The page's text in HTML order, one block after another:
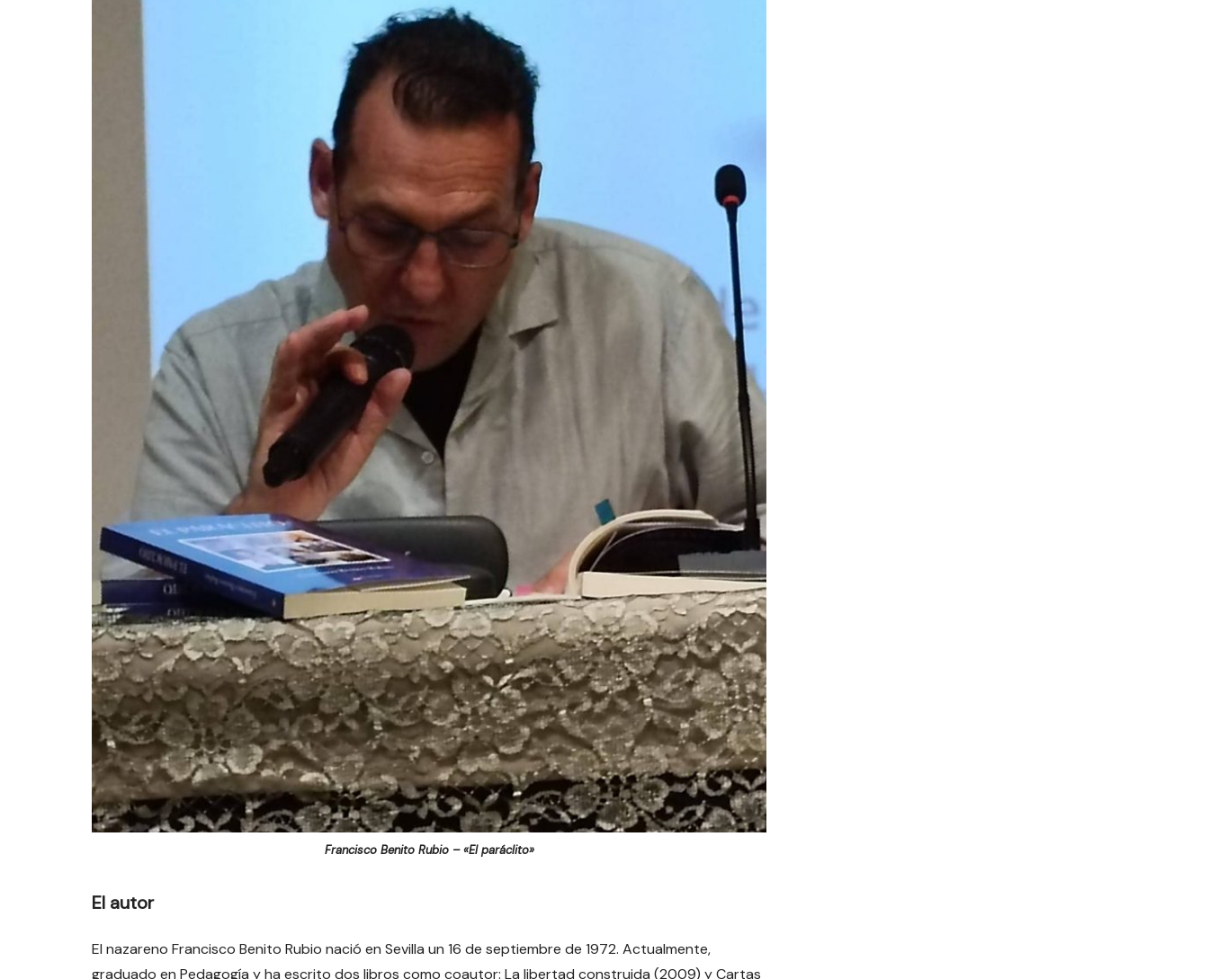
Francisco Benito Rubio – «El paráclito»
El autor
El nazareno Francisco Benito Rubio nació en Sevilla un 16 de septiembre de 1972. Actualmente,
graduado en Pedagogía y ha escrito dos libros como coautor: La libertad construida (2009) y Cartas